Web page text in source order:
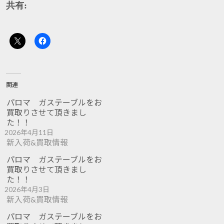
共有:
関連
パロマ ガステーブルをお
買取りさせて頂きまし
た！！
2026年4月11日
新入荷&買取情報
パロマ ガステーブルをお
買取りさせて頂きまし
た！！
2026年4月3日
新入荷&買取情報
パロマ ガステーブルをお